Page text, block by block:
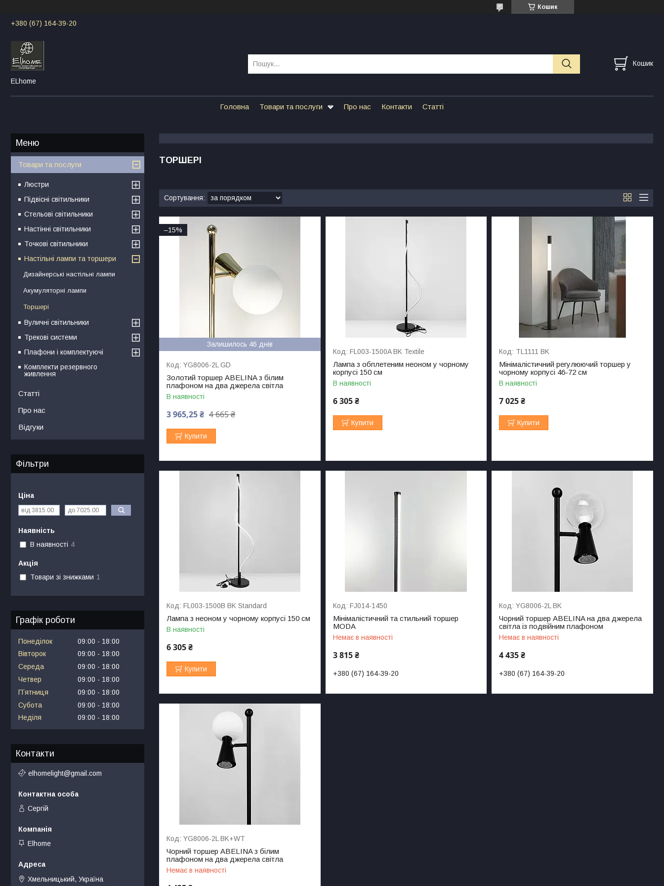
Кошик
+380 (67) 164-39-20
ELhome
Кошик
Головна Товари та послуги Про нас Контакти Статті
ТОРШЕРІ
–15%
Залишилось 46 днів
YG8006-2L GD
Золотий торшер ABELINA з білим
плафоном на два джерела світла
В наявності
4 665 ₴
3 965,25 ₴
Купити
FL003-1500A BK Textile
Лампа з обплетеним неоном у чорному
корпусі 150 см
В наявності
6 305 ₴
Купити
TL1111 BK
Мінімалістичний регулюючий торшер у
чорному корпусі 46-72 см
В наявності
7 025 ₴
Купити
FL003-1500B BK Standard
Лампа з неоном у чорному корпусі 150 см
В наявності
6 305 ₴
Купити
FJ014-1450
Мінімалістичний та стильний торшер
MODA
Немає в наявності
3 815 ₴
+380 (67) 164-39-20
YG8006-2L BK
Чорний торшер ABELINA на два джерела
світла із подвійним плафоном
Немає в наявності
4 435 ₴
+380 (67) 164-39-20
YG8006-2L BK+WT
Чорний торшер ABELINA з білим
плафоном на два джерела світла
Немає в наявності
Товари та послуги
Люстри
Підвісні світильники
Стельові світильники
Настінні світильники
Точкові світильники
Настільні лампи та торшери
Дизайнерські настільні лампи
Акумуляторні лампи
Торшері
Вуличні світильники
Трекові системи
Плафони і комплектуючі
Комплекти резервного
живлення
Статті
Про нас
Відгуки
Фільтри
Ціна
Наявність
В наявності 4
Акція
Товари зі знижками 1
Графік роботи
Понеділок 09:00
18:00
Вівторок
09:00
18:00
Середа
09:00
18:00
Четвер
09:00
18:00
Пʼятниця
09:00
18:00
Субота
09:00
18:00
Неділя
09:00 18:00
Контакти
elhomelight@gmail.com
Сергій
Elhome
Хмельницький, Україна